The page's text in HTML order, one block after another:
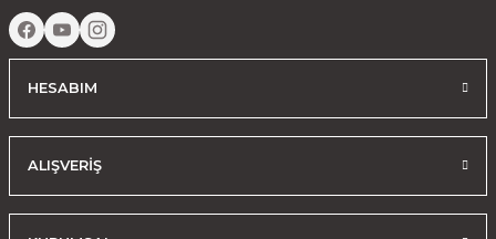
HESABIM
ALIŞVERİŞ